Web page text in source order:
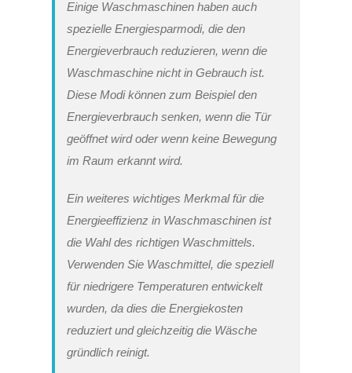
Einige Waschmaschinen haben auch
spezielle Energiesparmodi, die den
Energieverbrauch reduzieren, wenn die
Waschmaschine nicht in Gebrauch ist.
Diese Modi können zum Beispiel den
Energieverbrauch senken, wenn die Tür
geöffnet wird oder wenn keine Bewegung
im Raum erkannt wird.
Ein weiteres wichtiges Merkmal für die
Energieeffizienz in Waschmaschinen ist
die Wahl des richtigen Waschmittels.
Verwenden Sie Waschmittel, die speziell
für niedrigere Temperaturen entwickelt
wurden, da dies die Energiekosten
reduziert und gleichzeitig die Wäsche
gründlich reinigt.